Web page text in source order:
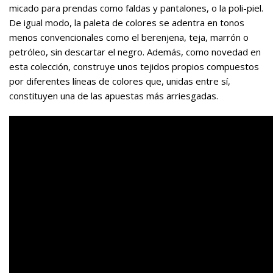
micado para prendas como faldas y pantalones, o la poli-piel.
De igual modo, la paleta de colores se adentra en tonos
menos convencionales como el berenjena, teja, marrón o
petróleo, sin descartar el negro. Además, como novedad en
esta colección, construye unos tejidos propios compuestos
por diferentes líneas de colores que, unidas entre sí,
constituyen una de las apuestas más arriesgadas.